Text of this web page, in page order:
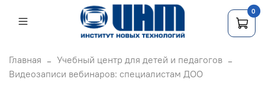
Главная
Учебный центр для детей и педагогов
Видеозаписи вебинаров: специалистам ДОО
0